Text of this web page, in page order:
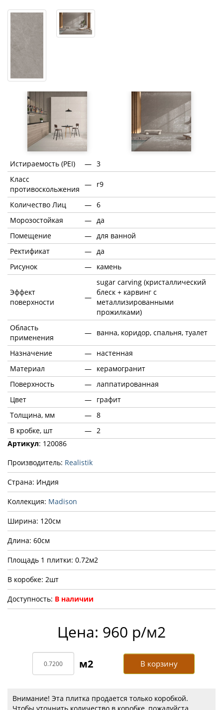
Истираемость (PEI) — 3
Класс
противоскольжения
— r9
Количество Лиц — 6
Морозостойкая
— да
Помещение
— для ванной
Ректификат
— да
Рисунок
— камень
Эффект
поверхности
—
sugar сarving (кристаллический
блеск + карвинг с
металлизированными
прожилками)
Область
применения
— ванна, коридор, спальня, туалет
Назначение — настенная
Материал
— керамогранит
Поверхность
— лаппатированная
Цвет
— графит
Толщина, мм
— 8
В кробке, шт
— 2
Артикул: 120086
Производитель: Realistik
Страна: Индия
Коллекция: Madison
Ширина: 120см
Длина: 60см
Площадь 1 плитки: 0.72м2
В коробке: 2шт
Доступность: В наличии
Цена: 960 р/м2
В корзину
Внимание! Эта плитка продается только коробкой.